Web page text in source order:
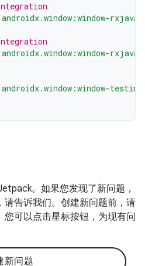
。如果您发现了新问题，
请告诉我们。创建新问题前，请
您可以点击星标按钮，为现有问
新问题